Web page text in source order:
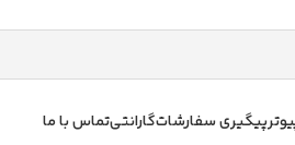
پیگیری سفارشاتگارانتیتماس با ما